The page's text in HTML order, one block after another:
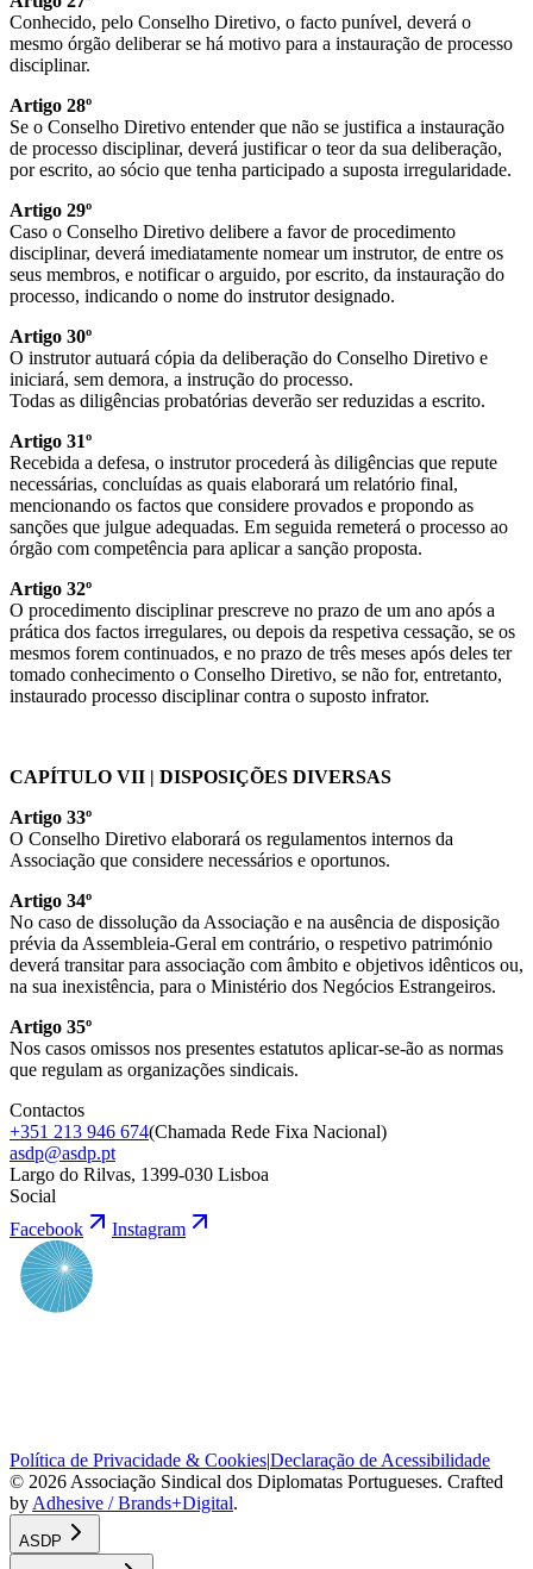
Conhecido, pelo Conselho Diretivo, o facto punível, deverá o
mesmo órgão deliberar se há motivo para a instauração de processo
disciplinar.
Artigo 28º
Se o Conselho Diretivo entender que não se justifica a instauração
de processo disciplinar, deverá justificar o teor da sua deliberação,
por escrito, ao sócio que tenha participado a suposta irregularidade.
Artigo 29º
Caso o Conselho Diretivo delibere a favor de procedimento
disciplinar, deverá imediatamente nomear um instrutor, de entre os
seus membros, e notificar o arguido, por escrito, da instauração do
processo, indicando o nome do instrutor designado.
Artigo 30º
O instrutor autuará cópia da deliberação do Conselho Diretivo e
iniciará, sem demora, a instrução do processo.
Todas as diligências probatórias deverão ser reduzidas a escrito.
Artigo 31º
Recebida a defesa, o instrutor procederá às diligências que repute
necessárias, concluídas as quais elaborará um relatório final,
mencionando os factos que considere provados e propondo as
sanções que julgue adequadas. Em seguida remeterá o processo ao
órgão com competência para aplicar a sanção proposta.
Artigo 32º
O procedimento disciplinar prescreve no prazo de um ano após a
prática dos factos irregulares, ou depois da respetiva cessação, se os
mesmos forem continuados, e no prazo de três meses após deles ter
tomado conhecimento o Conselho Diretivo, se não for, entretanto,
instaurado processo disciplinar contra o suposto infrator.
CAPÍTULO VII | DISPOSIÇÕES DIVERSAS
Artigo 33º
O Conselho Diretivo elaborará os regulamentos internos da
Associação que considere necessários e oportunos.
Artigo 34º
No caso de dissolução da Associação e na ausência de disposição
prévia da Assembleia-Geral em contrário, o respetivo património
deverá transitar para associação com âmbito e objetivos idênticos ou,
na sua inexistência, para o Ministério dos Negócios Estrangeiros.
Artigo 35º
Nos casos omissos nos presentes estatutos aplicar-se-ão as normas
que regulam as organizações sindicais.
Contactos
+351 213 946 674(Chamada Rede Fixa Nacional)
asdp@asdp.pt
Largo do Rilvas, 1399-030 Lisboa
Social
Facebook
Instagram
Política de Privacidade & Cookies|Declaração de Acessibilidade
© 2026 Associação Sindical dos Diplomatas Portugueses. Crafted
by Adhesive / Brands+Digital.
ASDP